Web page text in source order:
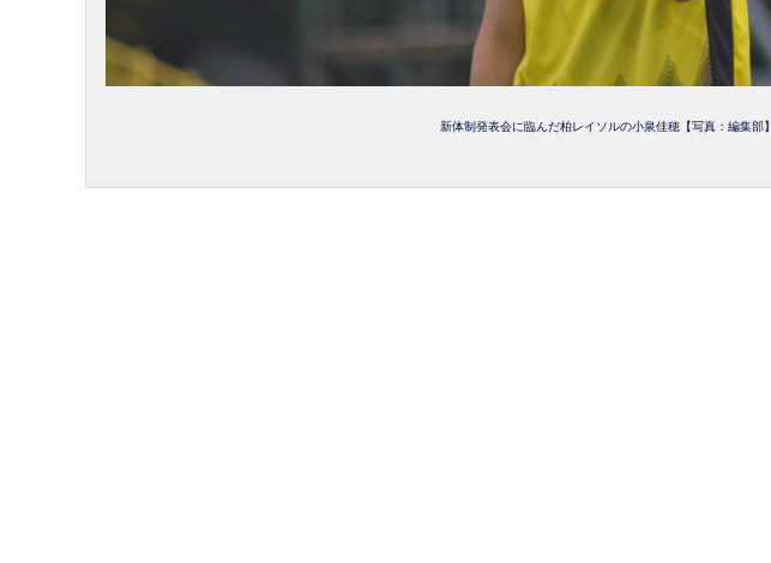
新体制発表会に臨んだ柏レイソルの小泉佳穂【写真：編集部】